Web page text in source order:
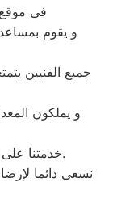
فى موقع
و يقوم
جميع الفنيين
و يملكون
خدمتنا على مدار 24 ساعة يومياُ طوال أيام الأسبوع.
نسعى دائما